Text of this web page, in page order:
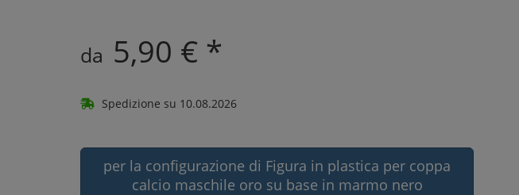
da 5,90 € *
Spedizione su 10.08.2026
per la configurazione di Figura in plastica per coppa
calcio maschile oro su base in marmo nero